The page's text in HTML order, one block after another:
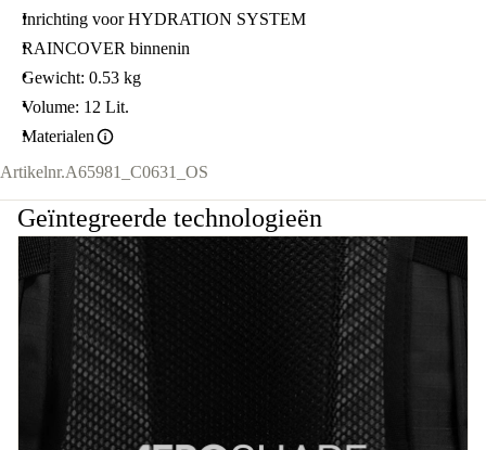
Inrichting voor HYDRATION SYSTEM
RAINCOVER binnenin
Gewicht: 0.53 kg
Volume: 12 Lit.
Materialen
Artikelnr.A65981_C0631_OS
Geïntegreerde technologieën